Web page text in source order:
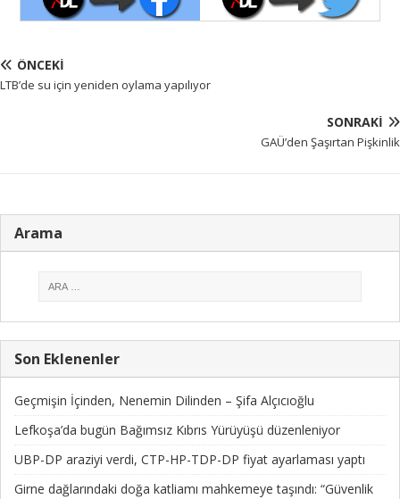
ÖNCEKI
LTB’de su için yeniden oylama yapılıyor
SONRAKI
GAÜ’den Şaşırtan Pişkinlik
Arama
Son Eklenenler
Geçmişin İçinden, Nenemin Dilinden – Şifa Alçıcıoğlu
Lefkoşa’da bugün Bağımsız Kıbrıs Yürüyüşü düzenleniyor
UBP-DP araziyi verdi, CTP-HP-TDP-DP fiyat ayarlaması yaptı
Girne dağlarındaki doğa katliamı mahkemeye taşındı: “Güvenlik